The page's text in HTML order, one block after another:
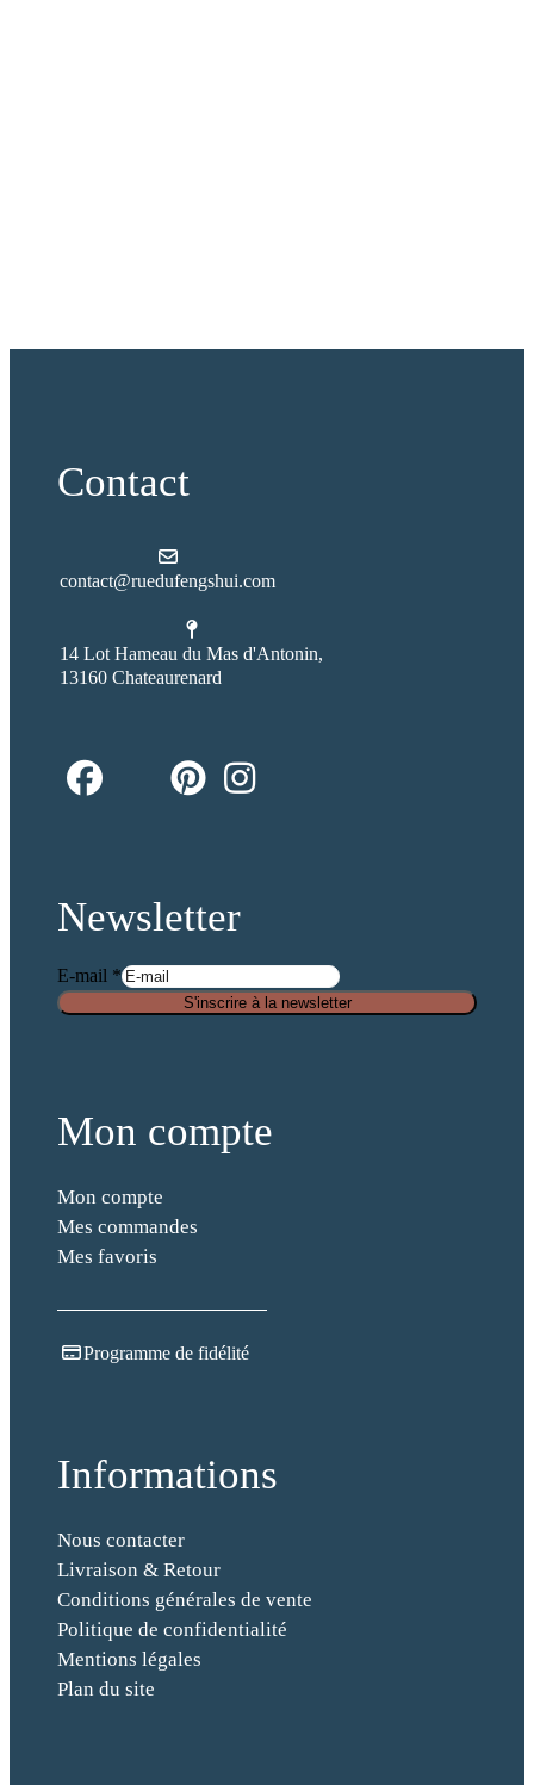
Contact
contact@ruedufengshui.com
14 Lot Hameau du Mas d'Antonin,
13160 Chateaurenard
fab
fab
fa-
Newsletter
E-mail *
a
-
s
a
m
S
u
é
E
m
a
i
l
S'inscrire à la newsletter
Mon compte
Mon compte
Mes commandes
Mes favoris
Programme de fidélité
Informations
Nous contacter
Livraison & Retour
Conditions générales de vente
Politique de confidentialité
Mentions légales
Plan du site